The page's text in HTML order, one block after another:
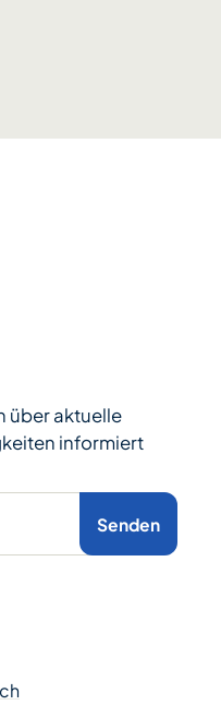
über aktuelle
informiert
Senden